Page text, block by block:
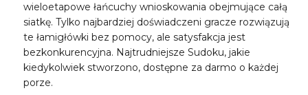
wieloetapowe łańcuchy wnioskowania obejmujące całą
siatkę. Tylko najbardziej doświadczeni gracze rozwiązują
te łamigłówki bez pomocy, ale satysfakcja jest
bezkonkurencyjna. Najtrudniejsze Sudoku, jakie
kiedykolwiek stworzono, dostępne za darmo o każdej
porze.